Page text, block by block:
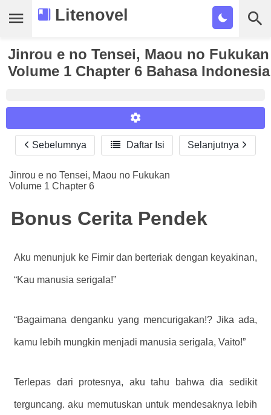
Litenovel
Daftar Novel
Tamat
Tags
Bookmark
Cari
Jinrou e no Tensei, Maou no Fukukan
Volume 1 Chapter 6 Bahasa Indonesia
Reader Settings
Font :
Titillium Web
Size :
Sebelumnya  Daftar Isi Selanjutnya
Jinrou e no Tensei, Maou no Fukukan
Volume 1 Chapter 6
Bonus Cerita Pendek
Aku menunjuk ke Firnir dan berteriak dengan keyakinan,
“Kau manusia serigala!”
“Bagaimana denganku yang mencurigakan!? Jika ada,
kamu lebih mungkin menjadi manusia serigala, Vaito!”
Terlepas dari protesnya, aku tahu bahwa dia sedikit
terguncang. aku memutuskan untuk mendesaknya lebih